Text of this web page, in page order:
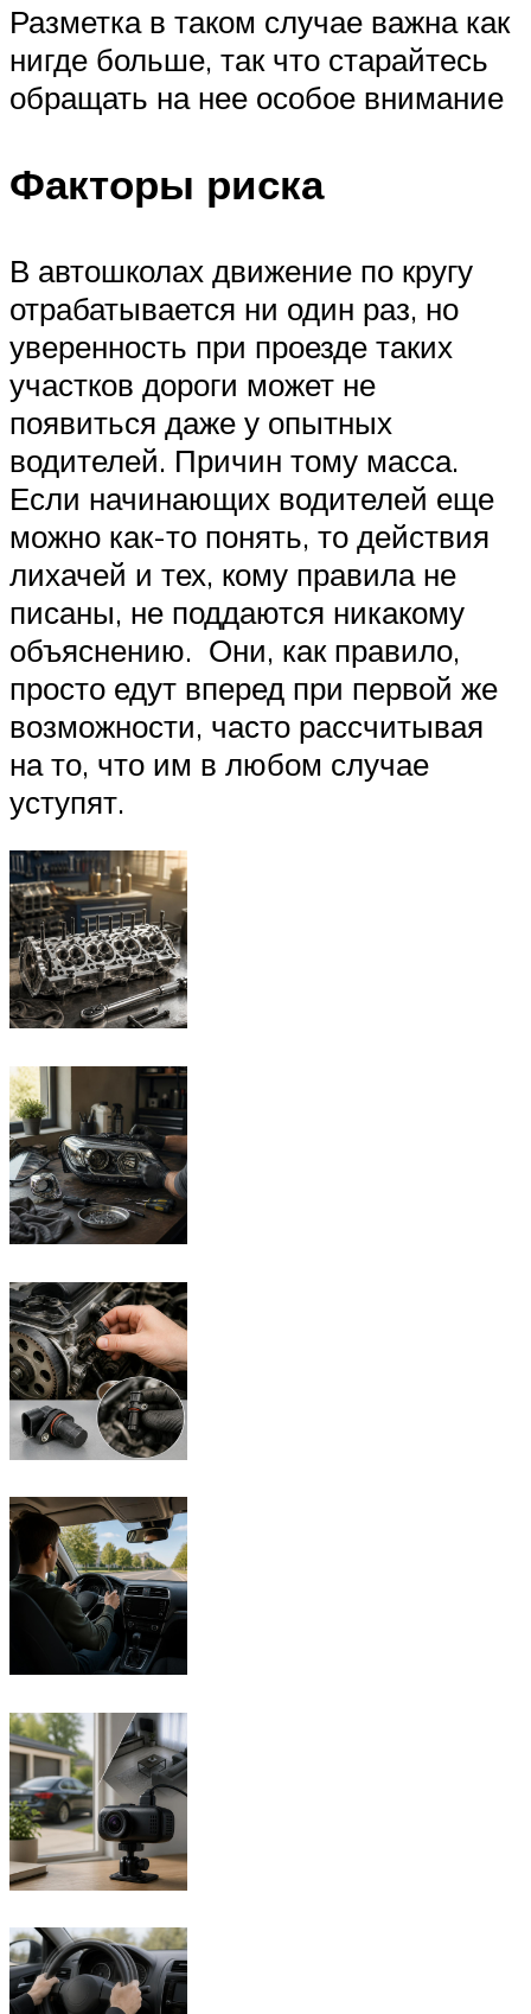
Разметка в таком случае важна как
нигде больше, так что старайтесь
обращать на нее особое внимание
Факторы риска
В автошколах движение по кругу
отрабатывается ни один раз, но
уверенность при проезде таких
участков дороги может не
появиться даже у опытных
водителей. Причин тому масса.
Если начинающих водителей еще
можно как-то понять, то действия
лихачей и тех, кому правила не
писаны, не поддаются никакому
объяснению. Они, как правило,
просто едут вперед при первой же
возможности, часто рассчитывая
на то, что им в любом случае
уступят.